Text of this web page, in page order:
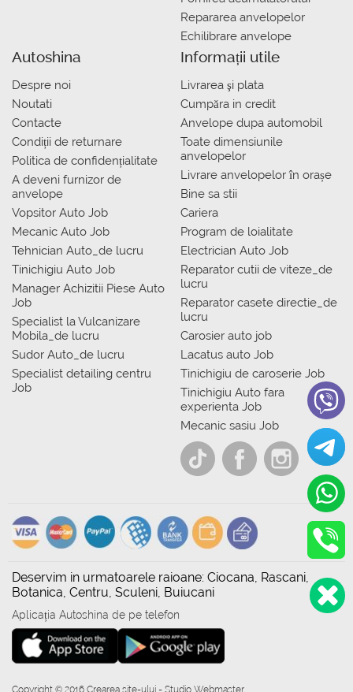
Repararea anvelopelor
Echilibrare anvelope
Autoshina
Despre noi
Noutati
Contacte
Condiții de returnare
Politica de confidențialitate
A deveni furnizor de
anvelope
Vopsitor Auto Job
Mecanic Auto Job
Tehnician Auto_de lucru
Tinichigiu Auto Job
Manager Achizitii Piese Auto
Job
Specialist la Vulcanizare
Mobila_de lucru
Sudor Auto_de lucru
Specialist detailing centru
Job
Informații utile
Livrarea şi plata
Сumpăra in credit
Anvelope dupa automobil
Toate dimensiunile
anvelopelor
Livrare anvelopelor în orașe
Bine sa stii
Cariera
Program de loialitate
Electrician Auto Job
Reparator cutii de viteze_de
lucru
Reparator casete directie_de
lucru
Carosier auto job
Lacatus auto Job
Tinichigiu de caroserie Job
Tinichigiu Auto fara
experienta Job
Mecanic sasiu Job
Deservim in urmatoarele raioane: Ciocana, Rascani,
Botanica, Centru, Sculeni, Buiucani
Aplicația Autoshina de pe telefon
Copyright © 2016 Crearea site-ului - Studio Webmaster